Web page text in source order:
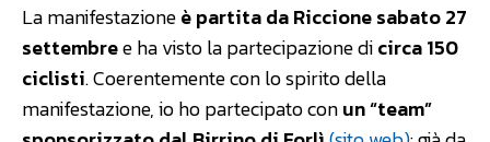
La manifestazioneè partita da Riccione sabato 27
settembree ha visto la partecipazione dicirca 150
ciclisti. Coerentemente con lo spirito della
manifestazione, io ho partecipato conun “team”